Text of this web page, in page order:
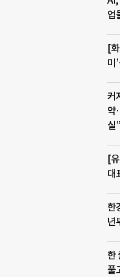
업
[
미
커
약
실”
[
대
한
년
한
풀